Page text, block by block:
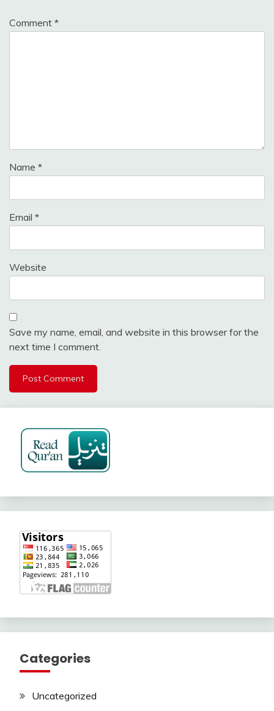
Comment *
Name *
Email *
Website
Save my name, email, and website in this browser for the
next time I comment.
Categories
Uncategorized